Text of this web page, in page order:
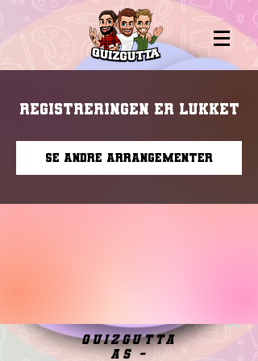
Registreringen er lukket
Se andre arrangementer
quizgutta
as -